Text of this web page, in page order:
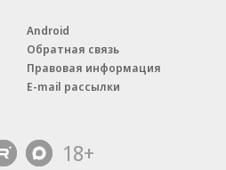
Android
Обратная связь
Правовая информация
E-mail рассылки
18+